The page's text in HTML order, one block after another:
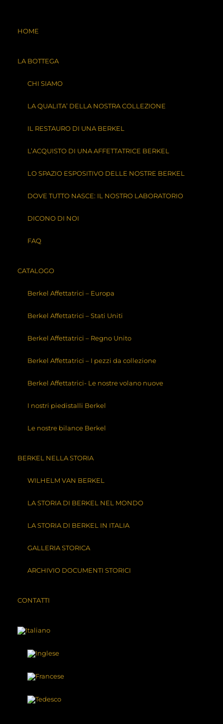
rilievo
Visualizzazione di 3 risultati
HOME
LA BOTTEGA
CHI SIAMO
LA QUALITA’ DELLA NOSTRA COLLEZIONE
IL RESTAURO DI UNA BERKEL
L’ACQUISTO DI UNA AFFETTATRICE BERKEL
LO SPAZIO ESPOSITIVO DELLE NOSTRE BERKEL
DOVE TUTTO NASCE: IL NOSTRO LABORATORIO
DICONO DI NOI
FAQ
CATALOGO
Berkel Affettatrici – Europa
Berkel Affettatrici – Stati Uniti
Berkel Affettatrici – Regno Unito
Berkel Affettatrici – I pezzi da collezione
Berkel Affettatrici- Le nostre volano nuove
I nostri piedistalli Berkel
Le nostre bilance Berkel
BERKEL NELLA STORIA
WILHELM VAN BERKEL
LA STORIA DI BERKEL NEL MONDO
LA STORIA DI BERKEL IN ITALIA
GALLERIA STORICA
ARCHIVIO DOCUMENTI STORICI
CONTATTI